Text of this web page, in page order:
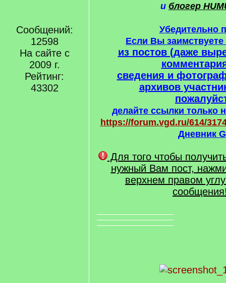
Сообщений:
12598
На сайте с
2009 г.
Рейтинг:
43302
и блогер
Убедительно
Если Вы
из постов (даже
сведения и
архивов
делайте ссылки только
https://forum.vgd.ru/614/
Дневник
Для того чтобы
нужный Вам пост,
верхнем правом